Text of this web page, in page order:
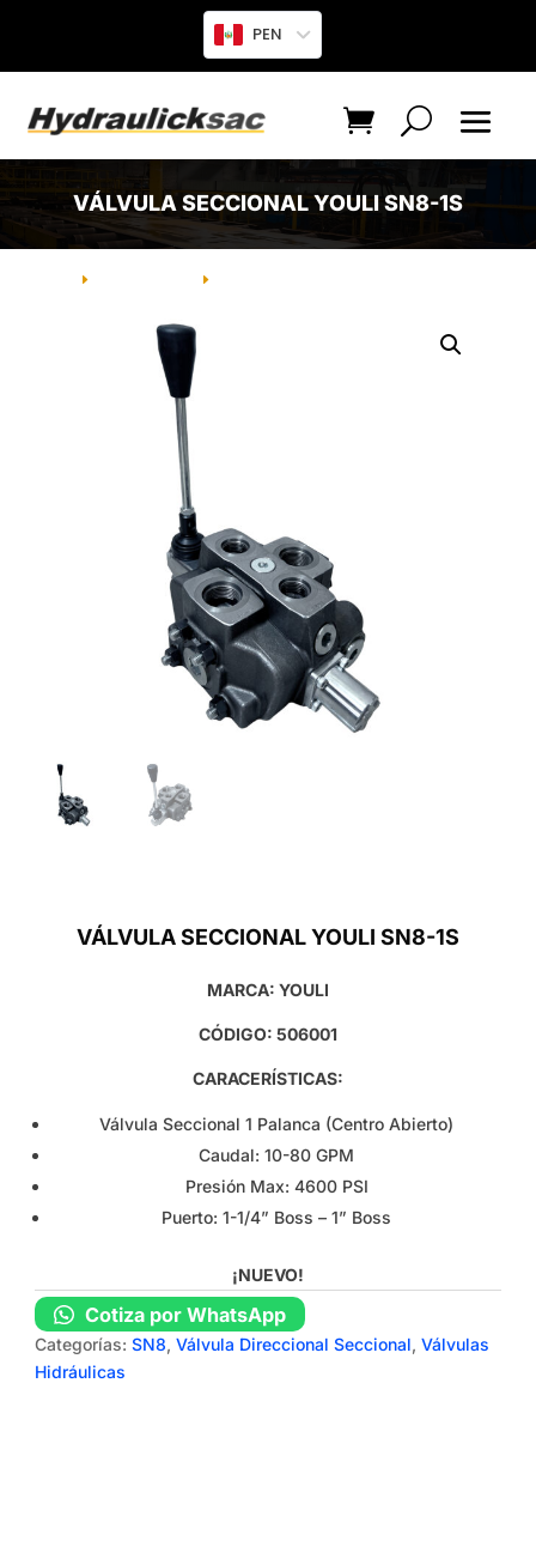
PEN
VÁLVULA SECCIONAL YOULI SN8-1S
E E
VÁLVULA SECCIONAL YOULI SN8-1S
MARCA: YOULI
CÓDIGO: 506001
CARACERÍSTICAS:
Válvula Seccional 1 Palanca (Centro Abierto)
Caudal: 10-80 GPM
Presión Max: 4600 PSI
Puerto: 1-1/4” Boss – 1” Boss
¡NUEVO!
Cotiza por WhatsApp
Categorías:SN8,Válvula Direccional Seccional,Válvulas
Hidráulicas